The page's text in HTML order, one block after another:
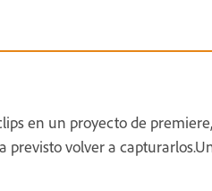
en un proyecto de
volver a